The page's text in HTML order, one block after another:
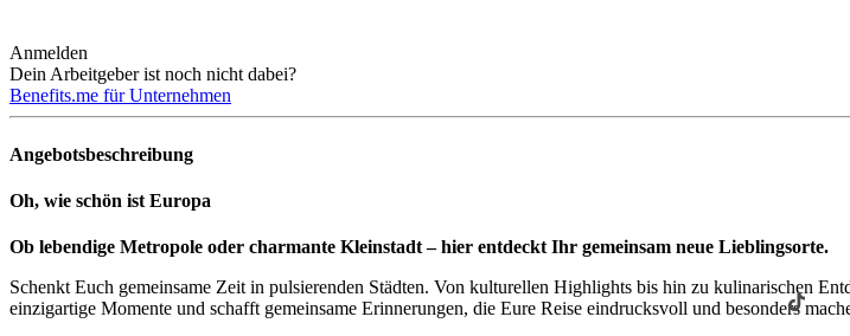
Anmelden
Dein Arbeitgeber ist noch nicht dabei?
Benefits.me für Unternehmen
Angebotsbeschreibung
Oh, wie schön ist Europa
Ob lebendige Metropole oder charmante Kleinstadt – hier entdeckt Ihr gemeinsam neue Lieblingsorte.
Schenkt Euch gemeinsame Zeit in pulsierenden Städten. Von kulturellen Highlights bis hin zu kulinarischen
einzigartige Momente und schafft gemeinsame Erinnerungen, die Eure Reise eindrucksvoll und besonders